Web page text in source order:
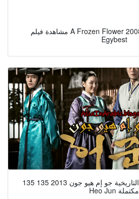
مشاهدة فيلم A Frozen Flower 2008 مترجم ايجي بست
Egybest
135 135 الدراما الكورية التاريخية جو إم هيو جون 2013 Guam
Heo Jun مكتملة